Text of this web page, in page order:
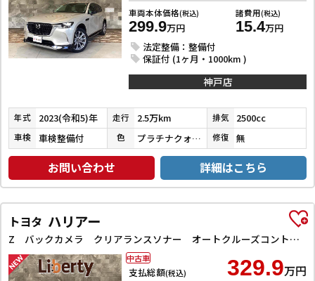
車両本体価格(税込)
299.9万円
諸費用(税込)
15.4万円
法定整備：整備付
保証付 (1ヶ月・1000km )
神戸店
年式 2023(令和5)年 走行 2.5万km 排気 2500cc
車検 車検整備付 色 プラチナクォーツメタリック 修復 無
お問い合わせ 詳細はこちら
トヨタ ハリアー
Z バックカメラ クリアランスソナー オートクルーズコントロール レーンアシスト パワーシート 衝突被害軽減システム ナビ TV オートマチックハイビーム オートライト LEDヘッドランプ 電動リアゲート
支払総額(税込) 329.9万円
中古車